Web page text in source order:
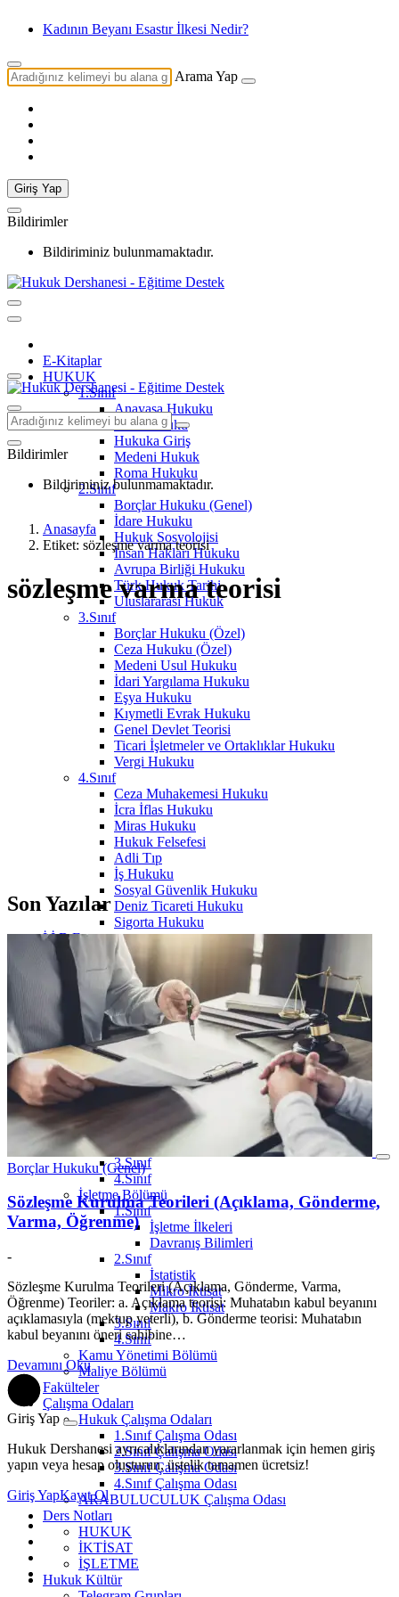
Kadının Beyanı Esastır İlkesi Nedir?
Arama Yap
Giriş Yap
Bildirimler
Bildiriminiz bulunmamaktadır.
E-Kitaplar
HUKUK
1.Sınıf
Anayasa Hukuku
Aile Hukuku
Hukuka Giriş
Medeni Hukuk
Roma Hukuku
2.Sınıf
Borçlar Hukuku (Genel)
İdare Hukuku
Hukuk Sosyolojisi
İnsan Hakları Hukuku
Avrupa Birliği Hukuku
Türk Hukuk Tarihi
Uluslararası Hukuk
3.Sınıf
Borçlar Hukuku (Özel)
Ceza Hukuku (Özel)
Medeni Usul Hukuku
İdari Yargılama Hukuku
Eşya Hukuku
Kıymetli Evrak Hukuku
Genel Devlet Teorisi
Ticari İşletmeler ve Ortaklıklar Hukuku
Vergi Hukuku
4.Sınıf
Ceza Muhakemesi Hukuku
İcra İflas Hukuku
Miras Hukuku
Hukuk Felsefesi
Adli Tıp
İş Hukuku
Sosyal Güvenlik Hukuku
Deniz Ticareti Hukuku
Sigorta Hukuku
İ.İ.B.F
İktisat Bölümü
1.Sınıf
Borçlar Hukuku (Genel)
Finansal Muhasebe
Genel İşletme
Hukuka Giriş
İktisat
İktisat Sosyolojisi
Sosyolojiye Giriş
Temel Bilgi Teknolojileri
Yönetim ve Organizasyon
İstatistik
3.Sınıf
4.Sınıf
İşletme Bölümü
1.Sınıf
İşletme İlkeleri
Davranış Bilimleri
2.Sınıf
İstatistik
Mikro İktisat
Makro İktisat
3.Sınıf
4.Sınıf
Kamu Yönetimi Bölümü
Maliye Bölümü
Fakülteler
Çalışma Odaları
Hukuk Çalışma Odaları
1.Sınıf Çalışma Odası
2.Sınıf Çalışma Odası
3.Sınıf Çalışma Odası
4.Sınıf Çalışma Odası
ARABULUCULUK Çalışma Odası
Ders Notları
HUKUK
İKTİSAT
İŞLETME
Hukuk Kültür
Bildirimler
Bildiriminiz bulunmamaktadır.
Anasayfa
Etiket: sözleşme varma teorisi
sözleşme varma teorisi
Son Yazılar
Borçlar Hukuku (Genel)
Sözleşme Kurulma Teorileri (Açıklama, Gönderme,
Varma, Öğrenme)
-
Sözleşme Kurulma Teorileri (Açıklama, Gönderme, Varma,
Öğrenme) Teoriler: a. Açıklama teorisi: Muhatabın kabul beyanını
açıklamasıyla (mektup yeterli), b. Gönderme teorisi: Muhatabın
kabul beyanını öneri sahibine…
Devamını Oku
Giriş Yap
Hukuk Dershanesi ayrıcalıklarından yararlanmak için hemen giriş
yapın veya hesap oluşturun, üstelik tamamen ücretsiz!
Giriş YapKayıt Ol